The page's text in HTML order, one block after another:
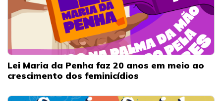
Lei Maria da Penha faz 20 anos em meio ao
crescimento dos feminicídios